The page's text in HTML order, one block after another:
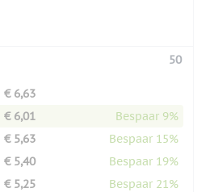
50
€ 6,63
€ 6,01
Bespaar 9%
€ 5,63
Bespaar 15%
€ 5,40
Bespaar 19%
€ 5,25
Bespaar 21%